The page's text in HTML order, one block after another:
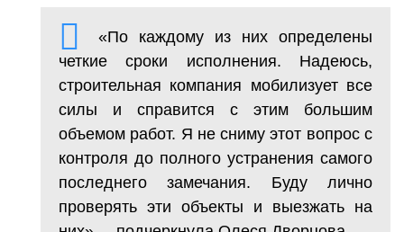
«По каждому из них определены
четкие сроки исполнения. Надеюсь,
строительная компания мобилизует все
силы и справится с этим большим
объемом работ. Я не сниму этот вопрос с
контроля до полного устранения самого
последнего замечания. Буду лично
проверять эти объекты и выезжать на